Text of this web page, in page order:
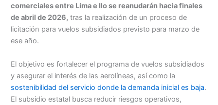
comerciales entre Lima e Ilo se reanudarán hacia finales
de abril de 2026, tras la realización de un proceso de
licitación para vuelos subsidiados previsto para marzo de
ese año.
El objetivo es fortalecer el programa de vuelos subsidiados
y asegurar el interés de las aerolíneas, así como la
sostenibilidad del servicio donde la demanda inicial es baja.
El subsidio estatal busca reducir riesgos operativos,